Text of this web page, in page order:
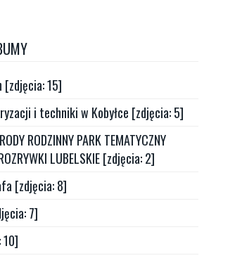
15]
i techniki w Kobyłce [zdjęcia: 5]
RODZINNY PARK TEMATYCZNY
LUBELSKIE [zdjęcia: 2]
[zdjęcia: 8]
7]